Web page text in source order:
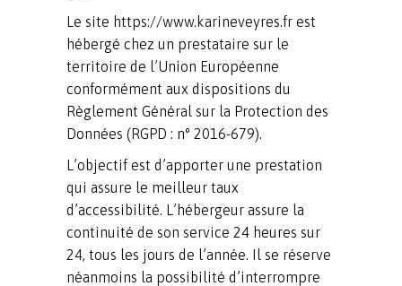
Le site https://www.karineveyres.fr est
hébergé chez un prestataire sur le
territoire de l’Union Européenne
conformément aux dispositions du
Règlement Général sur la Protection des
Données (RGPD : n° 2016-679).
L’objectif est d’apporter une prestation
qui assure le meilleur taux
d’accessibilité. L’hébergeur assure la
continuité de son service 24 heures sur
24, tous les jours de l’année. Il se réserve
néanmoins la possibilité d’interrompre